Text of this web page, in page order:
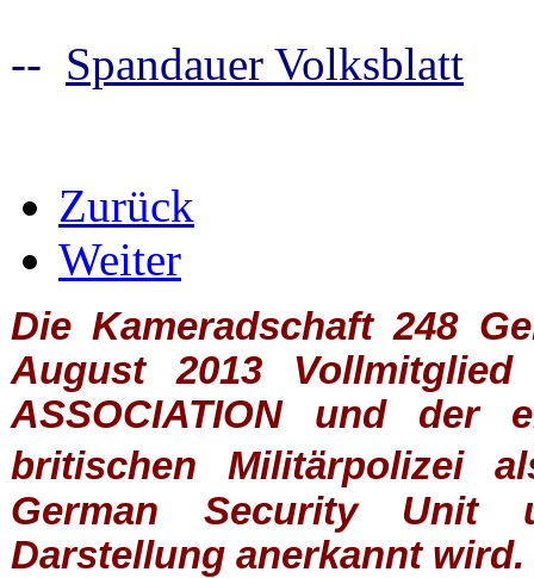
-- Spandauer Volksblatt
Zurück
Weiter
Die Kameradschaft 248
August 2013
ASSOCIATIONund der
britischen
Militärpolizei
German Security Unit
Darstellung anerkannt wird.